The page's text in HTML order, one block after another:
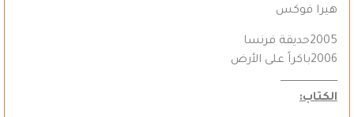
هيرا فوكس
2005حديقة فرنسا
2006باكراً على الأرض
ــــــــــــــــــــــــــــــــــــ
الكتاب: